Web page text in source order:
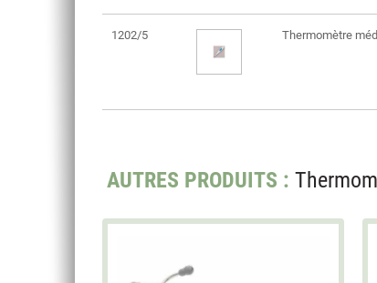
1202/5 Thermomètre
AUTRES PRODUITS :